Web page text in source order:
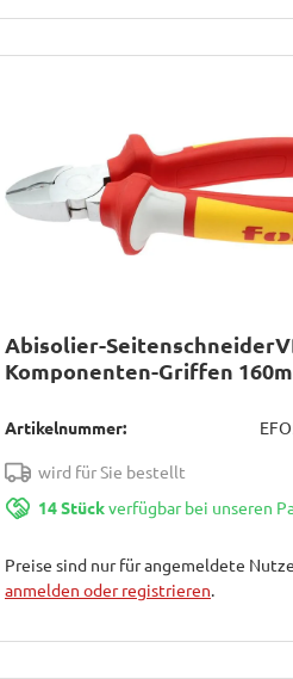
Abisolier-
Komponenten-Griffen
Artikelnummer:
wird für Sie bestellt
14 Stückverfügbar bei unseren
Preise sind nur für angemeldete
anmelden oder registrieren.